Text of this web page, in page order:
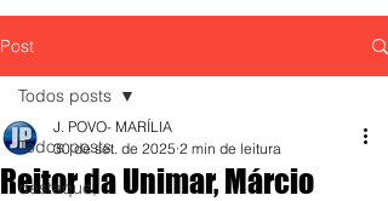
Post
Todos posts
destaque,
Todos posts
Reitor da Unimar, Márcio
J. POVO- MARÍLIA
30 de set. de 2025 2 min de leitura